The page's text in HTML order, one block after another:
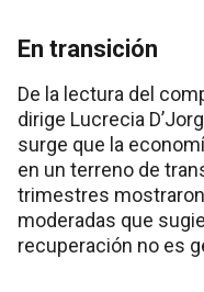
En transición
De la lectura del
dirige Lucrecia
surge que la
en un terreno de
trimestres
moderadas que
recuperación no es